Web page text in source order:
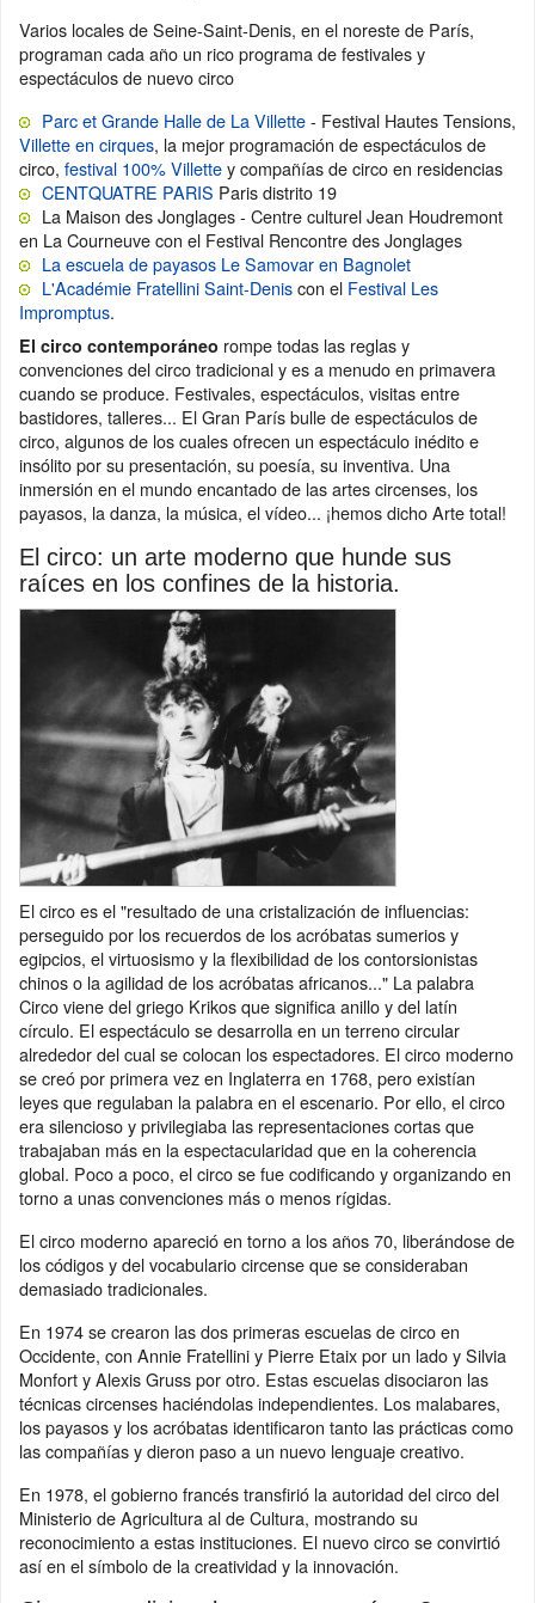
Varios locales de Seine-Saint-Denis, en el noreste de París,
programan cada año un rico programa de festivales y
espectáculos de nuevo circo
Parc et Grande Halle de La Villette- Festival Hautes Tensions,
Villette en cirques, la mejor programación de espectáculos de
circo, festival 100% Villettey compañías de circo en residencias
CENTQUATRE PARIS Paris distrito 19
La Maison des Jonglages - Centre culturel Jean Houdremont
en La Courneuve con el Festival Rencontre des Jonglages
La escuela de payasos Le Samovar en Bagnolet
L'Académie Fratellini Saint-Deniscon el Festival Les
Impromptus.
El circo contemporáneo rompe todas las reglas y
convenciones del circo tradicional y es a menudo en primavera
cuando se produce. Festivales, espectáculos, visitas entre
bastidores, talleres... El Gran París bulle de espectáculos de
circo, algunos de los cuales ofrecen un espectáculo inédito e
insólito por su presentación, su poesía, su inventiva. Una
inmersión en el mundo encantado de las artes circenses, los
payasos, la danza, la música, el vídeo... ¡hemos dicho Arte total!
El circo: un arte moderno que hunde sus
raíces en los confines de la historia.
El circo es el "resultado de una cristalización de influencias:
perseguido por los recuerdos de los acróbatas sumerios y
egipcios, el virtuosismo y la flexibilidad de los contorsionistas
chinos o la agilidad de los acróbatas africanos..." La palabra
Circo viene del griego Krikos que significa anillo y del latín
círculo. El espectáculo se desarrolla en un terreno circular
alrededor del cual se colocan los espectadores. El circo moderno
se creó por primera vez en Inglaterra en 1768, pero existían
leyes que regulaban la palabra en el escenario. Por ello, el circo
era silencioso y privilegiaba las representaciones cortas que
trabajaban más en la espectacularidad que en la coherencia
global. Poco a poco, el circo se fue codificando y organizando en
torno a unas convenciones más o menos rígidas.
El circo moderno apareció en torno a los años 70, liberándose de
los códigos y del vocabulario circense que se consideraban
demasiado tradicionales.
En 1974 se crearon las dos primeras escuelas de circo en
Occidente, con Annie Fratellini y Pierre Etaix por un lado y Silvia
Monfort y Alexis Gruss por otro. Estas escuelas disociaron las
técnicas circenses haciéndolas independientes. Los malabares,
los payasos y los acróbatas identificaron tanto las prácticas como
las compañías y dieron paso a un nuevo lenguaje creativo.
En 1978, el gobierno francés transfirió la autoridad del circo del
Ministerio de Agricultura al de Cultura, mostrando su
reconocimiento a estas instituciones. El nuevo circo se convirtió
así en el símbolo de la creatividad y la innovación.